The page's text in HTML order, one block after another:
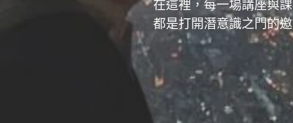
在這裡，每一場講座與課
都是打開潛意識之門的